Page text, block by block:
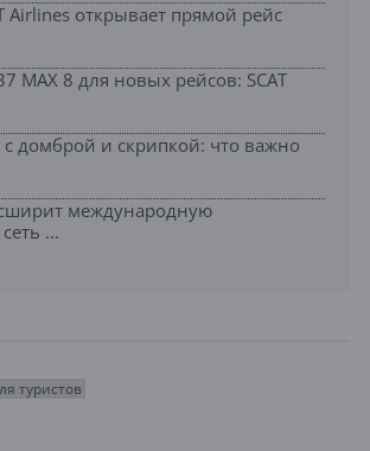
Airlines открывает прямой рейс
MAX 8 для новых рейсов: SCAT
с домброй и скрипкой: что важно
международную
...
туристов